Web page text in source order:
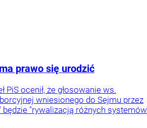
prawo się urodzić
PiS ocenił, że głosowanie ws.
wniesionego do Sejmu przez
będzie "rywalizacją różnych systemów